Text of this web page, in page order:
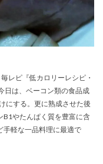
『低カロリーレシピ・
日は、ベーコン類の食品成
にする。更に熟成させた後
やたんぱく質を豊富に含
手軽な一品料理に最適で